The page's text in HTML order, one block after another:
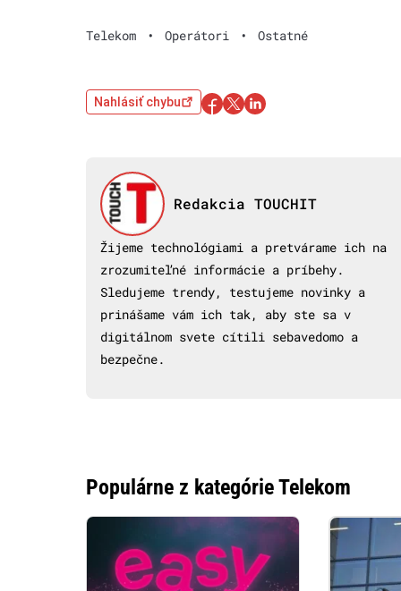
Telekom • Operátori • Ostatné
Nahlásiť chybu
Redakcia TOUCHIT
Žijeme technológiami a pretvárame ich na
zrozumiteľné informácie a príbehy.
Sledujeme trendy, testujeme novinky a
prinášame vám ich tak, aby ste sa v
digitálnom svete cítili sebavedomo a
bezpečne.
Populárne z kategórie Telekom